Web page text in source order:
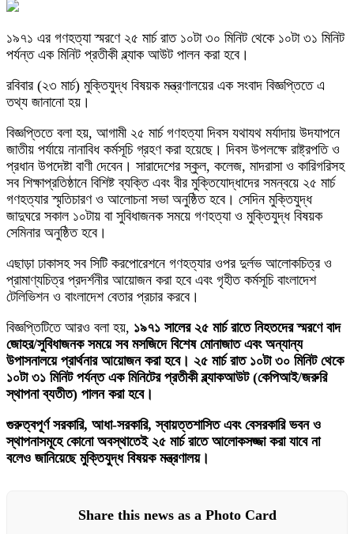
১৯৭১ এর গণহত্যা স্মরণে ২৫ মার্চ রাত ১০টা ৩০ মিনিট থেকে ১০টা ৩১ মিনিট
পর্যন্ত এক মিনিট প্রতীকী ব্ল্যাক আউট পালন করা হবে।
রবিবার (২৩ মার্চ) মুক্তিযুদ্ধ বিষয়ক মন্ত্রণালয়ের এক সংবাদ বিজ্ঞপ্তিতে এ
তথ্য জানানো হয়।
বিজ্ঞপ্তিতে বলা হয়, আগামী ২৫ মার্চ গণহত্যা দিবস যথাযথ মর্যাদায় উদযাপনে
জাতীয় পর্যায়ে নানাবিধ কর্মসূচি গ্রহণ করা হয়েছে। দিবস উপলক্ষে রাষ্ট্রপতি ও
প্রধান উপদেষ্টা বাণী দেবেন। সারাদেশের স্কুল, কলেজ, মাদরাসা ও কারিগরিসহ
সব শিক্ষাপ্রতিষ্ঠানে বিশিষ্ট ব্যক্তি এবং বীর মুক্তিযোদ্ধাদের সমন্বয়ে ২৫ মার্চ
গণহত্যার স্মৃতিচারণ ও আলোচনা সভা অনুষ্ঠিত হবে। সেদিন মুক্তিযুদ্ধ
জাদুঘরে সকাল ১০টায় বা সুবিধাজনক সময়ে গণহত্যা ও মুক্তিযুদ্ধ বিষয়ক
সেমিনার অনুষ্ঠিত হবে।
এছাড়া ঢাকাসহ সব সিটি করপোরেশনে গণহত্যার ওপর দুর্লভ আলোকচিত্র ও
প্রামাণ্যচিত্র প্রদর্শনীর আয়োজন করা হবে এবং গৃহীত কর্মসূচি বাংলাদেশ
টেলিভিশন ও বাংলাদেশ বেতার প্রচার করবে।
বিজ্ঞপ্তিটিতে আরও বলা হয়, ১৯৭১ সালের ২৫ মার্চ রাতে নিহতদের স্মরণে বাদ
জোহর/সুবিধাজনক সময়ে সব মসজিদে বিশেষ মোনাজাত এবং অন্যান্য
উপাসনালয়ে প্রার্থনার আয়োজন করা হবে। ২৫ মার্চ রাত ১০টা ৩০ মিনিট থেকে
১০টা ৩১ মিনিট পর্যন্ত এক মিনিটের প্রতীকী ব্ল্যাকআউট (কেপিআই/জরুরি
স্থাপনা ব্যতীত) পালন করা হবে।
গুরুত্বপূর্ণ সরকারি, আধা-সরকারি, স্বায়ত্তশাসিত এবং বেসরকারি ভবন ও
স্থাপনাসমূহে কোনো অবস্থাতেই ২৫ মার্চ রাতে আলোকসজ্জা করা যাবে না
বলেও জানিয়েছে মুক্তিযুদ্ধ বিষয়ক মন্ত্রণালয়।
Share this news as a Photo Card